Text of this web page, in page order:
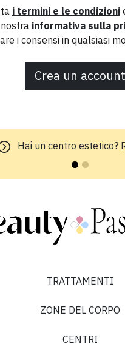
i termini e le condizioni
informativa sulla
i consensi in qualsiasi
Crea un account
Hai un centro estetico?
TRATTAMENTI
ZONE DEL CORPO
CENTRI